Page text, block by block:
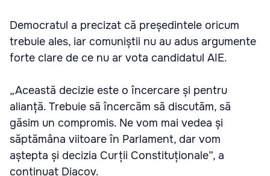
Democratul a precizat că președintele oricum
trebuie ales, iar comuniștii nu au adus argumente
forte clare de ce nu ar vota candidatul AIE.
„Această decizie este o încercare și pentru
alianță. Trebuie să încercăm să discutăm, să
găsim un compromis. Ne vom mai vedea și
săptămâna viitoare în Parlament, dar vom
aștepta și decizia Curții Constituționale”, a
continuat Diacov.